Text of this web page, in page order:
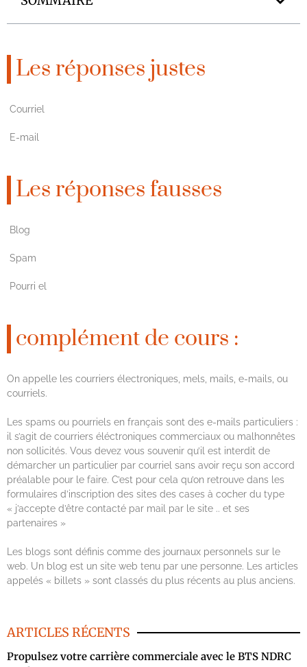
Les réponses justes
Courriel
E-mail
Les réponses fausses
Blog
Spam
Pourri el
complément de cours :
On appelle les courriers électroniques, mels, mails, e-mails, ou
courriels.
Les spams ou pourriels en français sont des e-mails particuliers :
il s’agit de courriers éléctroniques commerciaux ou malhonnêtes
non sollicités. Vous devez vous souvenir qu’il est interdit de
démarcher un particulier par courriel sans avoir reçu son accord
préalable pour le faire. C’est pour cela qu’on retrouve dans les
formulaires d’inscription des sites des cases à cocher du type
« j’accepte d’être contacté par mail par le site .. et ses
partenaires »
Les blogs sont définis comme des journaux personnels sur le
web. Un blog est un site web tenu par une personne. Les articles
appelés « billets » sont classés du plus récents au plus anciens.
ARTICLES RÉCENTS
Propulsez votre carrière commerciale avec le BTS NDRC